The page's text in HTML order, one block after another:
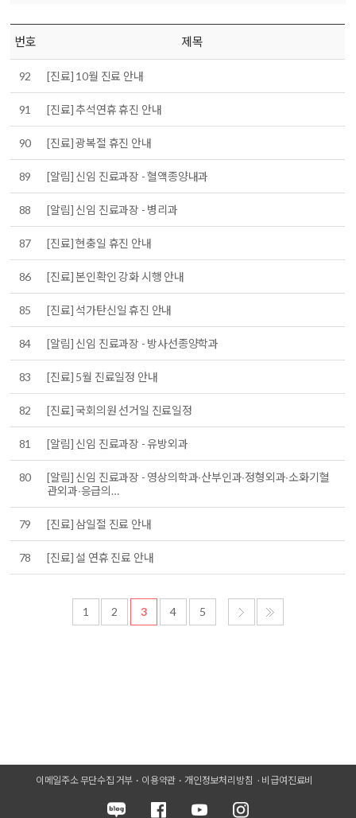
번호 제목
92 [진료] 10월 진료 안내
91 [진료] 추석연휴 휴진 안내
90 [진료] 광복절 휴진 안내
89 [알림] 신임 진료과장 - 혈액종양내과
88 [알림] 신임 진료과장 - 병리과
87 [진료] 현충일 휴진 안내
86 [진료] 본인확인 강화 시행 안내
85 [진료] 석가탄신일 휴진 안내
84 [알림] 신임 진료과장 - 방사선종양학과
83 [진료] 5월 진료일정 안내
82 [진료] 국회의원 선거일 진료일정
81 [알림] 신임 진료과장 - 유방외과
80
[알림] 신임 진료과장 - 영상의학과∙산부인과∙정형외과∙소화기혈
관외과∙응급의…
79 [진료] 삼일절 진료 안내
78 [진료] 설 연휴 진료 안내
1 2 3 4 5
이메일주소 무단수집 거부 이용약관 개인정보처리방침 비급여진료비